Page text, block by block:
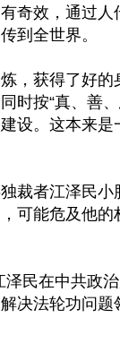
奇效，通过人
到全世界。
，获得了好的
时按“真、善
设。这本来是
裁者江泽民小
可能危及他的
泽民在中共政
决法轮功问题